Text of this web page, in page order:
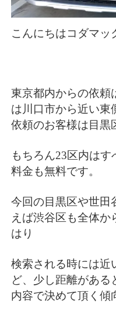
こんにちはコダマッ
東京都内からの依頼
は川口市から近い東
依頼のお客様は目黒
もちろん23区内は
料金も無料です。
今回の目黒区や世田
えば渋谷区も全体か
はり
検索される時には近
ど、少し距離がある
内容で決めて頂く傾